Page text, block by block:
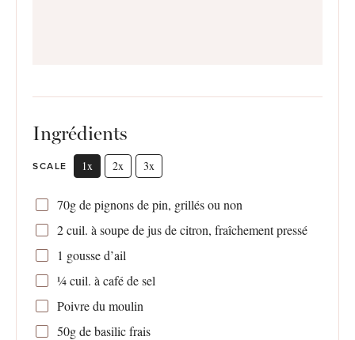
Ingrédients
SCALE 1x 2x 3x
70gde pignons de pin, grillés ou non
2cuil. à soupe de jus de citron, fraîchement pressé
1 gousse d’ail
¼cuil. à café de sel
Poivre du moulin
50gde basilic frais